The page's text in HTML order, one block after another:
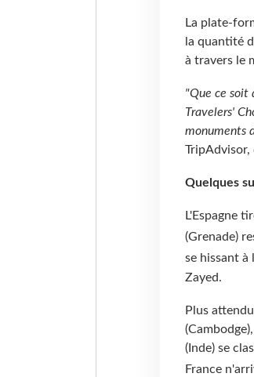
La plate-
la quantité
à travers le
"Que ce soit
Travelers'
monuments
TripAdvisor,
Quelques
L'Espagne
(Grenade)
se hissant à
Zayed.
Plus
(Inde) se
France